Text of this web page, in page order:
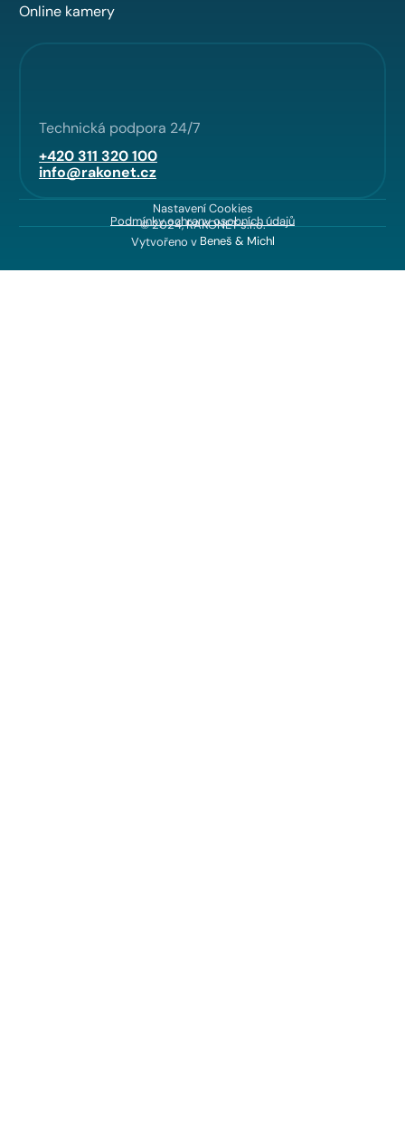
Online kamery
Technická podpora 24/7
+420 311 320 100
info@rakonet.cz
Nastavení Cookies
Podmínky ochrany osobních údajů
© 2024, RAKONET s.r.o.
Vytvořeno v Beneš & Michl